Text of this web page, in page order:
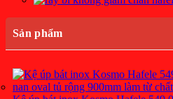
là:
3.654.750₫.
Sản phẩm